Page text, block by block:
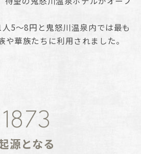
5～8円と鬼怒川温泉内では最も
や華族たちに利用されました。
1873
源となる